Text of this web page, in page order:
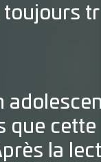
que
la